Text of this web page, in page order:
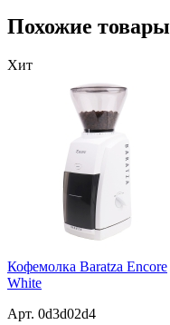
Похожие товары
Хит
Кофемолка Baratza Encore
White
Арт. 0d3d02d4